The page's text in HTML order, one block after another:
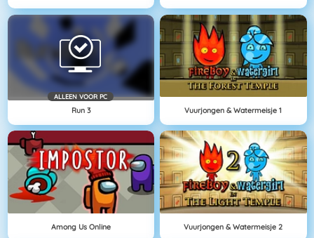
ALLEEN VOOR PC
Run 3 Vuurjongen & Watermeisje 1
Among Us Online Vuurjongen & Watermeisje 2